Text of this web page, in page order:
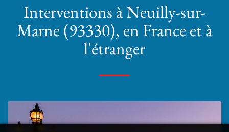
Interventions à Neuilly-sur-
Marne (93330), en France et à
l'étranger